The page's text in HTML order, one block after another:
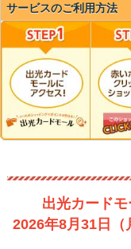
サービスのご利用方法
出光カードモ
2026年8月31日（